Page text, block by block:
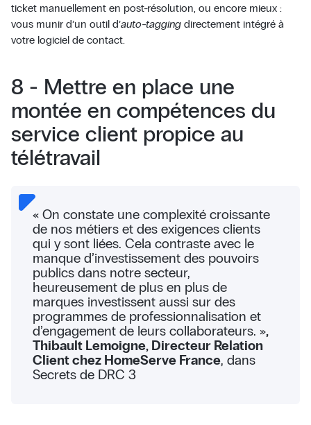
ticket manuellement en post-résolution, ou encore mieux :
vous munir d’un outil d’auto-taggingdirectement intégré à
votre logiciel de contact.
8 - Mettre en place une
montée en compétences du
service client propice au
télétravail
« On constate une complexité croissante
de nos métiers et des exigences clients
qui y sont liées. Cela contraste avec le
manque d’investissement des pouvoirs
publics dans notre secteur,
heureusement de plus en plus de
marques investissent aussi sur des
programmes de professionnalisation et
d’engagement de leurs collaborateurs. »,
Thibault Lemoigne, Directeur Relation
Client chez HomeServe France, dans
Secrets de DRC 3